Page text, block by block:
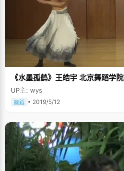
《水墨孤鹤》王皓宇 北京舞蹈学院
UP主: wys
舞蹈 • 2019/5/12